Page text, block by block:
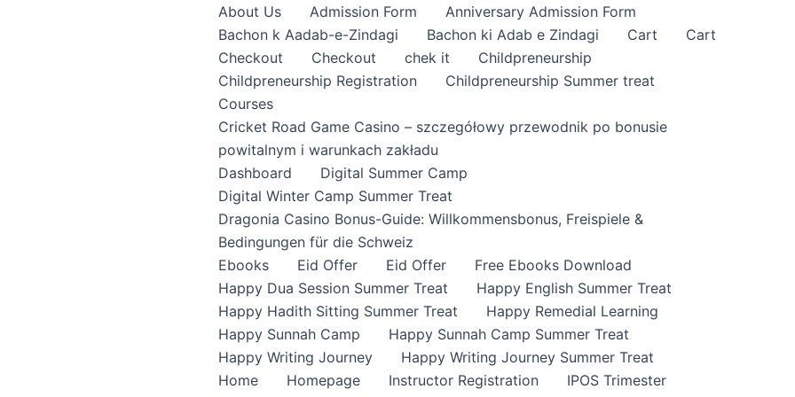
About Us Admission Form
Anniversary Admission Form
Bachon k Aadab-e-Zindagi
Bachon ki Adab e Zindagi Cart
Cart
Checkout
Checkout chek it
Childpreneurship
Childpreneurship Registration
Childpreneurship Summer treat
Courses
Cricket Road Game Casino – szczegółowy przewodnik po bonusie
powitalnym i warunkach zakładu
Dashboard
Digital Summer Camp
Digital Winter Camp Summer Treat
Dragonia Casino Bonus-Guide: Willkommensbonus, Freispiele &
Bedingungen für die Schweiz
Ebooks
Eid Offer Eid Offer
Free Ebooks Download
Happy Dua Session Summer Treat
Happy English Summer Treat
Happy Hadith Sitting Summer Treat
Happy Remedial Learning
Happy Sunnah Camp
Happy Sunnah Camp Summer Treat
Happy Writing Journey
Happy Writing Journey Summer Treat
Home
Homepage Instructor Registration
IPOS Trimester